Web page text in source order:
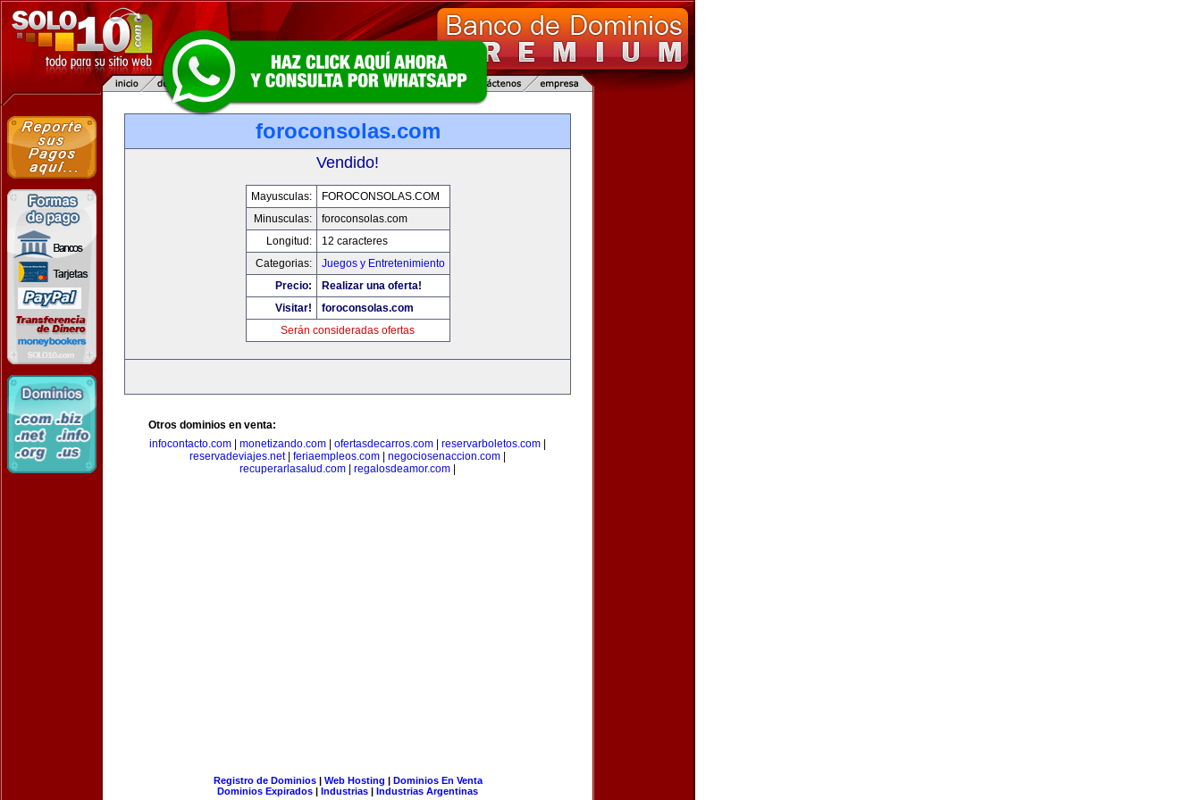
foroconsolas.com
Vendido!
Mayusculas:
FOROCONSOLAS.COM
Minusculas:
foroconsolas.com
Longitud:
12 caracteres
Categorias:
Juegos y Entretenimiento
Precio:
Realizar una oferta!
Visitar!
foroconsolas.com
Serán consideradas ofertas
Otros dominios en venta:
infocontacto.com
monetizando.com ofertasdecarros.com reservarboletos.com
reservadeviajes.net| feriaempleos.com negociosenaccion.com
recuperarlasalud.com
regalosdeamor.com
Registro de Dominios| Web Hosting | Dominios En Venta
Dominios Expirados | Industrias | Industrias Argentinas